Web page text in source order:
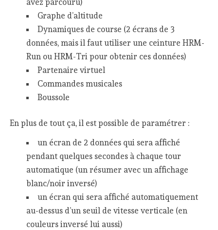
Graphe d’altitude
Dynamiques de course (2 écrans de 3
données, mais il faut utiliser une ceinture HRM-
Run ou HRM-Tri pour obtenir ces données)
Partenaire virtuel
Commandes musicales
Boussole
En plus de tout ça, il est possible de paramétrer :
un écran de 2 données qui sera affiché
pendant quelques secondes à chaque tour
automatique (un résumer avec un affichage
blanc/noir inversé)
un écran qui sera affiché automatiquement
au-dessus d’un seuil de vitesse verticale (en
couleurs inversé lui aussi)